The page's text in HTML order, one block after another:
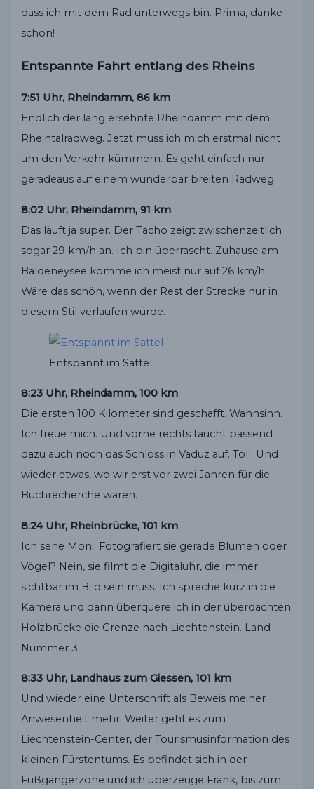
dass ich mit dem Rad unterwegs bin. Prima, danke
schön!
Entspannte Fahrt entlang des Rheins
7:51 Uhr, Rheindamm, 86 km
Endlich der lang ersehnte Rheindamm mit dem
Rheintalradweg. Jetzt muss ich mich erstmal nicht
um den Verkehr kümmern. Es geht einfach nur
geradeaus auf einem wunderbar breiten Radweg.
8:02 Uhr, Rheindamm, 91 km
Das läuft ja super. Der Tacho zeigt zwischenzeitlich
sogar 29 km/h an. Ich bin überrascht. Zuhause am
Baldeneysee komme ich meist nur auf 26 km/h.
Wäre das schön, wenn der Rest der Strecke nur in
diesem Stil verlaufen würde.
Entspannt im Sattel
8:23 Uhr, Rheindamm, 100 km
Die ersten 100 Kilometer sind geschafft. Wahnsinn.
Ich freue mich. Und vorne rechts taucht passend
dazu auch noch das Schloss in Vaduz auf. Toll. Und
wieder etwas, wo wir erst vor zwei Jahren für die
Buchrecherche waren.
8:24 Uhr, Rheinbrücke, 101 km
Ich sehe Moni. Fotografiert sie gerade Blumen oder
Vögel? Nein, sie filmt die Digitaluhr, die immer
sichtbar im Bild sein muss. Ich spreche kurz in die
Kamera und dann überquere ich in der überdachten
Holzbrücke die Grenze nach Liechtenstein. Land
Nummer 3.
8:33 Uhr, Landhaus zum Giessen, 101 km
Und wieder eine Unterschrift als Beweis meiner
Anwesenheit mehr. Weiter geht es zum
Liechtenstein-Center, der Tourismusinformation des
kleinen Fürstentums. Es befindet sich in der
Fußgängerzone und ich überzeuge Frank, bis zum